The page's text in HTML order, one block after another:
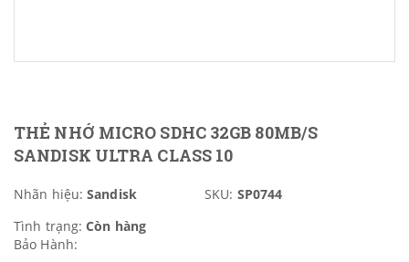
THẺ NHỚ MICRO SDHC 32GB 80MB/S
SANDISK ULTRA CLASS 10
Nhãn hiệu: Sandisk SKU: SP0744
Tình trạng: Còn hàng
Bảo Hành: